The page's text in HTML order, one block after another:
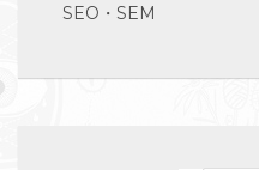
SEO・SEM